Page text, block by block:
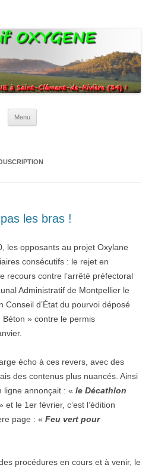
agricoles.
Menu
les bras !
les opposants au projet Oxylane
consécutifs : le rejet en
recours contre l’arrêté préfectoral
Administratif de Montpellier le
Conseil d’État du pourvoi déposé
Béton » contre le permis
écho à ces revers, avec des
des contenus plus nuancés. Ainsi
ligne annonçait : « le Décathlon
et le 1er février, c’est l’édition
page : « Feu vert pour
procédures en cours et à venir, le